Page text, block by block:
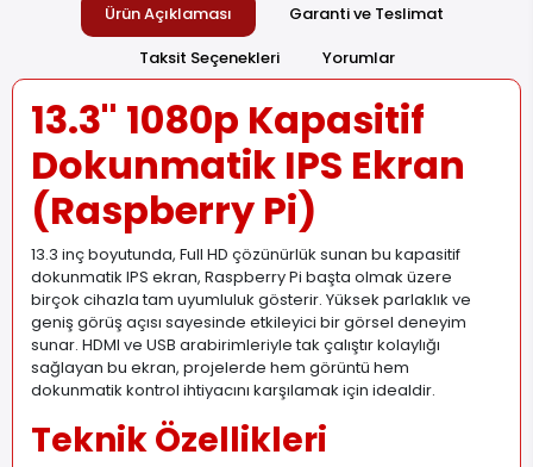
Ürün Açıklaması
Garanti ve Teslimat
Taksit Seçenekleri
Yorumlar
13.3'' 1080p Kapasitif
Dokunmatik IPS Ekran
(Raspberry Pi)
13.3 inç boyutunda, Full HD çözünürlük sunan bu kapasitif
dokunmatik IPS ekran, Raspberry Pi başta olmak üzere
birçok cihazla tam uyumluluk gösterir. Yüksek parlaklık ve
geniş görüş açısı sayesinde etkileyici bir görsel deneyim
sunar. HDMI ve USB arabirimleriyle tak çalıştır kolaylığı
sağlayan bu ekran, projelerde hem görüntü hem
dokunmatik kontrol ihtiyacını karşılamak için idealdir.
Teknik Özellikleri